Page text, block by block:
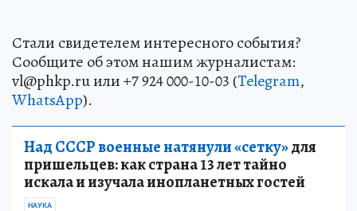
Стали свидетелем интересного события?
Сообщите об этом нашим журналистам:
vl@phkp.ru или +7 924 000-10-03 (Telegram,
WhatsApp).
Над СССР военные натянули «сетку»для
пришельцев: как страна 13 лет тайно
искала и изучала инопланетных гостей
НАУКА